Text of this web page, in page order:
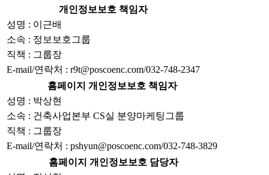
개인정보보호 책임자
성명 : 이근배
소속 : 정보보호그룹
직책 : 그룹장
E-mail/연락처 : r9t@poscoenc.com/032-748-2347
홈페이지 개인정보보호 책임자
성명 : 박상현
소속 : 건축사업본부 CS실 분양마케팅그룹
직책 : 그룹장
E-mail/연락처 : pshyun@poscoenc.com/032-748-3829
홈페이지 개인정보보호 담당자